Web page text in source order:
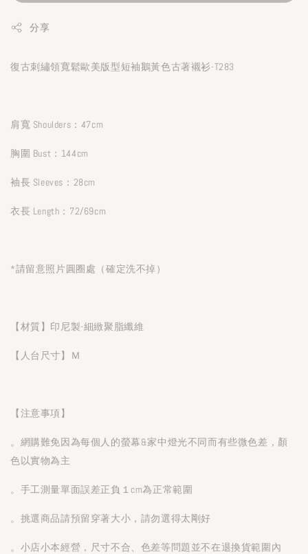
分享
復古刺繡領寬鬆歐美版型短袖鵝黃色古著襯衫-T283
肩寬 Shoulders：47cm
胸圍 Bust：144cm
袖長 Sleeves：28cm
衣長 Length：72/69cm
*請留意照片圓圈處（確定洗不掉）
【材質】印尼製-細緻聚脂纖維
【人台尺寸】Ｍ
【注意事項】
。網購難免因為每個人的螢幕&家中燈光不同而有些微色差，顏
色以實物為主
。手工測量單面誤差正負１cm為正常範圍
。挑選商品請預留穿著大小，請勿選得太剛好
。小店小本經營，尺寸不合、色差等問題並不在退換貨範圍內